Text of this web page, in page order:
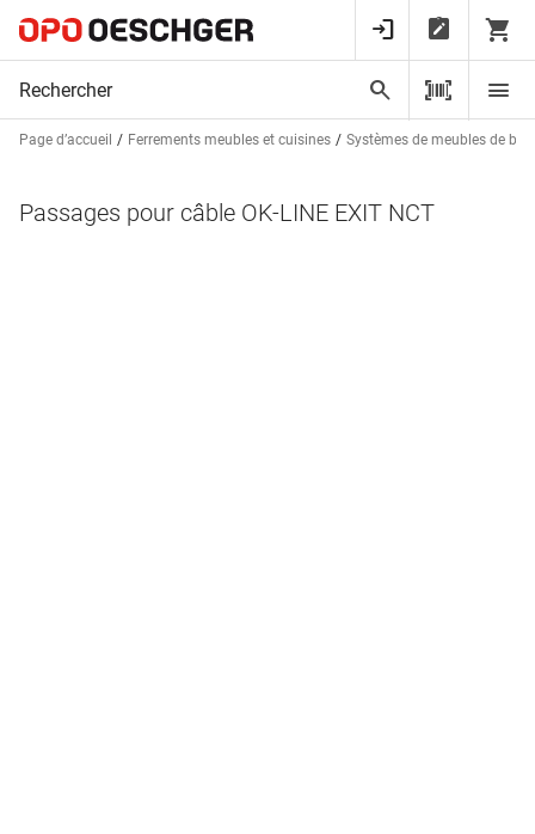
Page d’accueil Ferrements meubles et cuisines Systèmes de meubles de
Passages pour câble OK-LINE EXIT NCT